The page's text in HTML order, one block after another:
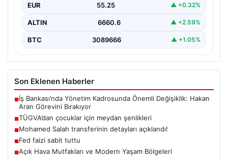
EUR 55.25 ▲ +0.32%
ALTIN 6660.6 ▲ +2.59%
BTC 3089666 ▲ +1.05%
Son Eklenen Haberler
■İş Bankası’nda Yönetim Kadrosunda Önemli Değişiklik: Hakan
Aran Görevini Bırakıyor
■TÜGVA’dan çocuklar için meydan şenlikleri
■Mohamed Salah transferinin detayları açıklandı!
■Fed faizi sabit tuttu
■Açık Hava Mutfakları ve Modern Yaşam Bölgeleri